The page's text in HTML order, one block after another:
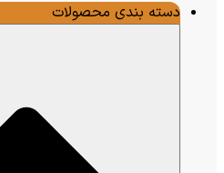
دسته بندی محصولات